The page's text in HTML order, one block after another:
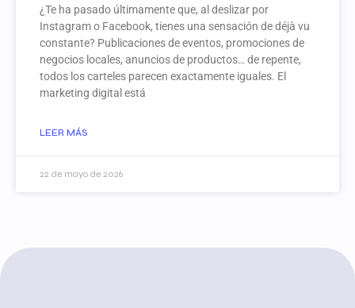
¿Te ha pasado últimamente que, al deslizar por
Instagram o Facebook, tienes una sensación de déjà vu
constante? Publicaciones de eventos, promociones de
negocios locales, anuncios de productos… de repente,
todos los carteles parecen exactamente iguales. El
marketing digital está
LEER MÁS
22 de mayo de 2026